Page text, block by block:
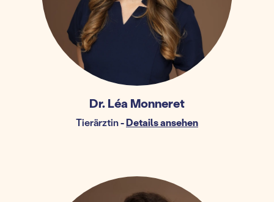
Dr. Léa Monneret
Tierärztin-Details ansehen